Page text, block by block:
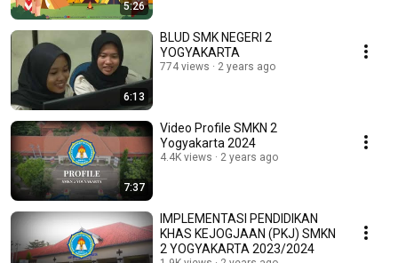
5:26
6:13
BLUD SMK NEGERI 2
YOGYAKARTA
774 views 2 years ago
7:37
Video Profile SMKN 2
Yogyakarta 2024
4.4K views 2 years ago
IMPLEMENTASI PENDIDIKAN
KHAS KEJOGJAAN (PKJ) SMKN
2 YOGYAKARTA 2023/2024